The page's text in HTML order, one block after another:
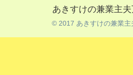
あきすけの兼業主夫
© 2017 あきすけの兼業主